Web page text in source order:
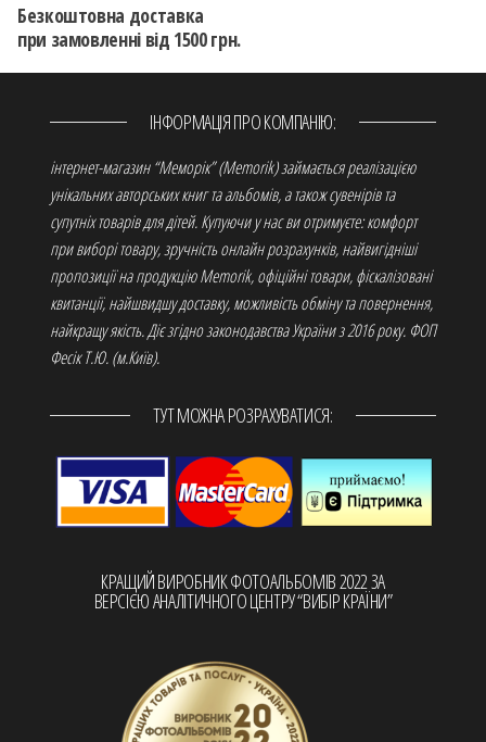
Безкоштовна доставка
при замовленні від 1500 грн.
ІНФОРМАЦІЯ ПРО КОМПАНІЮ:
інтернет-магазин “Меморік” (Memorik) займається реалізацією
унікальних авторських книг та альбомів, а також сувенірів та
супутніх товарів для дітей. Купуючи у нас ви отримуєте: комфорт
при виборі товару, зручність онлайн розрахунків, найвигідніші
пропозиції на продукцію Memorik, офіційні товари, фіскалізовані
квитанції, найшвидшу доставку, можливість обміну та повернення,
найкращу якість. Діє згідно законодавства України з 2016 року. ФОП
Фесік Т.Ю. (м.Київ).
ТУТ МОЖНА РОЗРАХУВАТИСЯ:
КРАЩИЙ ВИРОБНИК ФОТОАЛЬБОМІВ 2022 ЗА
ВЕРСІЄЮ АНАЛІТИЧНОГО ЦЕНТРУ “ВИБІР КРАЇНИ”